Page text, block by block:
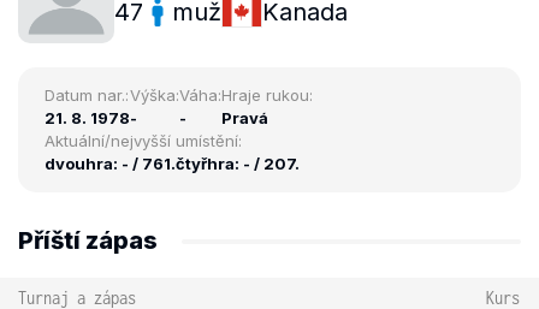
47 muž Kanada
Datum nar.:
21. 8. 1978
Výška:
-
Váha:
-
Hraje rukou:
Pravá
Aktuální/nejvyšší umístění:
dvouhra: - / 761.čtyřhra: - / 207.
Příští zápas
Turnaj a zápas Kurs